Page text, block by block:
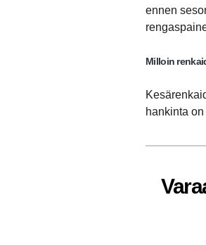
ennen
Milloin
hankinta